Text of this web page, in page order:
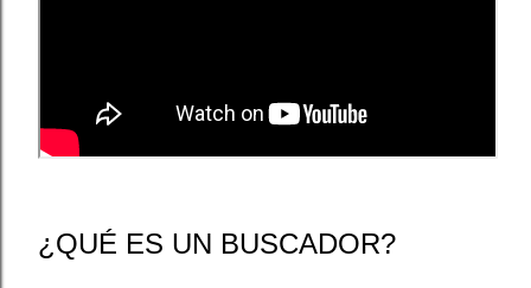
¿QUÉ ES UN BUSCADOR?